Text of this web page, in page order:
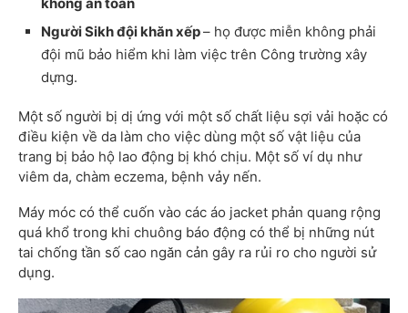
Người Sikh đội khăn xếp– họ được miễn không phải
đội mũ bảo hiểm khi làm việc trên Công trường xây
dựng.
Một số người bị dị ứng với một số chất liệu sợi vải hoặc có
điều kiện về da làm cho việc dùng một số vật liệu của
trang bị bảo hộ lao động bị khó chịu. Một số ví dụ như
viêm da, chàm eczema, bệnh vảy nến.
Máy móc có thể cuốn vào các áo jacket phản quang rộng
quá khổ trong khi chuông báo động có thể bị những nút
tai chống tần số cao ngăn cản gây ra rủi ro cho người sử
dụng.